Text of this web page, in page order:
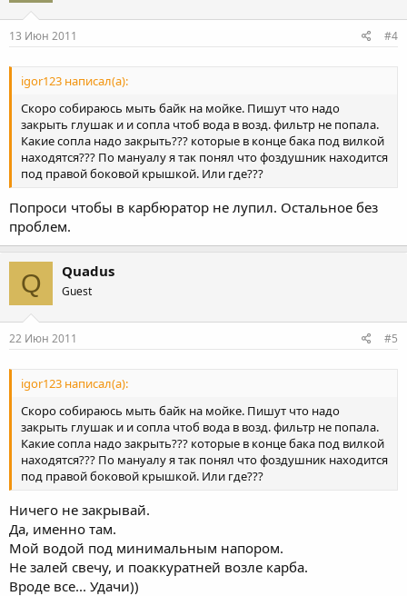
13 Июн 2011 #4
igor123 написал(а):
Скоро собираюсь мыть байк на мойке. Пишут что надо
закрыть глушак и и сопла чтоб вода в возд. фильтр не попала.
Какие сопла надо закрыть??? которые в конце бака под вилкой
находятся??? По мануалу я так понял что фоздушник находится
под правой боковой крышкой. Или где???
Попроси чтобы в карбюратор не лупил. Остальное без
проблем.
Q Quadus
Guest
22 Июн 2011 #5
igor123 написал(а):
Скоро собираюсь мыть байк на мойке. Пишут что надо
закрыть глушак и и сопла чтоб вода в возд. фильтр не попала.
Какие сопла надо закрыть??? которые в конце бака под вилкой
находятся??? По мануалу я так понял что фоздушник находится
под правой боковой крышкой. Или где???
Ничего не закрывай.
Да, именно там.
Мой водой под минимальным напором.
Не залей свечу, и поаккуратней возле карба.
Вроде все... Удачи))